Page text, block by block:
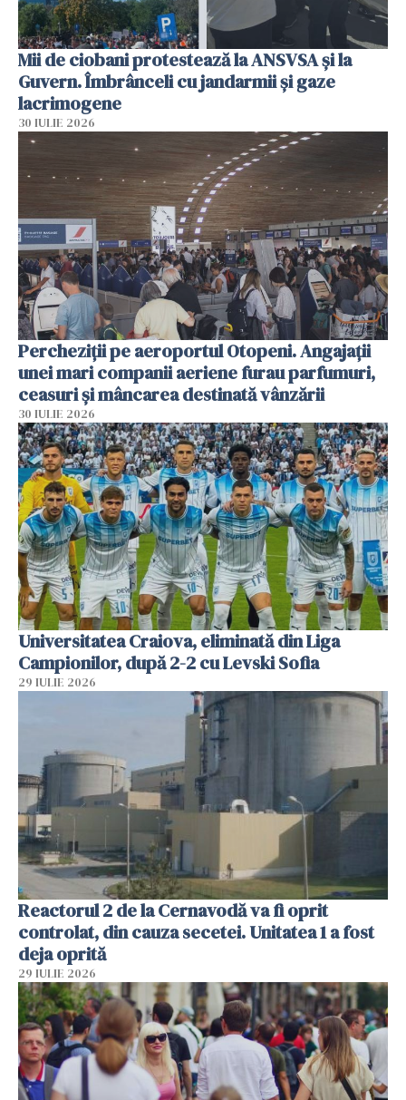
Mii de ciobani protestează la ANSVSA și la
Guvern. Îmbrânceli cu jandarmii și gaze
lacrimogene
30 IULIE 2026
Percheziții pe aeroportul Otopeni. Angajații
unei mari companii aeriene furau parfumuri,
ceasuri și mâncarea destinată vânzării
30 IULIE 2026
Universitatea Craiova, eliminată din Liga
Campionilor, după 2-2 cu Levski Sofia
29 IULIE 2026
Reactorul 2 de la Cernavodă va fi oprit
controlat, din cauza secetei. Unitatea 1 a fost
deja oprită
29 IULIE 2026